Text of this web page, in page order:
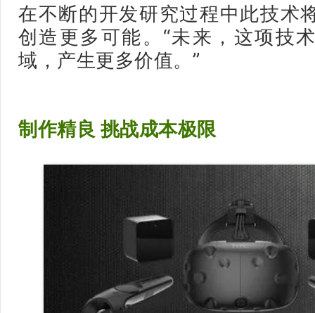
在不断的开发研究过程中此技术
创造更多可能。“未来，这项技
域，产生更多价值。”
制作精良 挑战成本极限